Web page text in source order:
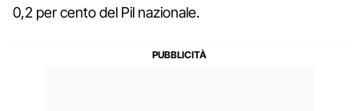
0,2 per cento del Pil nazionale.